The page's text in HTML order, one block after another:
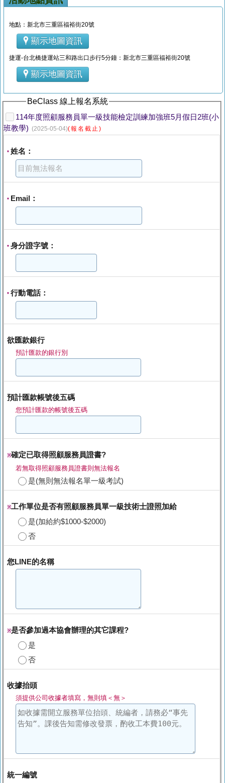
地點：新北市三重區福裕街20號
顯示地圖資訊
捷運-台北橋捷運站三和路出口步行5分鐘：新北市三重區福裕街20號
顯示地圖資訊
BeClass 線上報名系統
114年度照顧服務員單一級技能檢定訓練加強班5月假日2班(小
班教學) (2025-05-04)(報名截止)
* 姓名：
* Email：
* 身分證字號：
* 行動電話：
欲匯款銀行
預計匯款的銀行別
預計匯款帳號後五碼
您預計匯款的帳號後五碼
※確定已取得照顧服務員證書?
若無取得照顧服務員證書則無法報名
是(無則無法報名單一級考試)
※工作單位是否有照顧服務員單一級技術士證照加給
是(加給約$1000-$2000)
否
您LINE的名稱
※是否參加過本協會辦理的其它課程?
是
否
收據抬頭
須提供公司收據者填寫，無則填＜無＞
統一編號